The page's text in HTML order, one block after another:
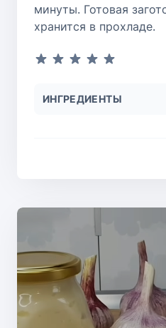
минуты. Готовая
хранится в прохладе.
ИНГРЕДИЕНТЫ